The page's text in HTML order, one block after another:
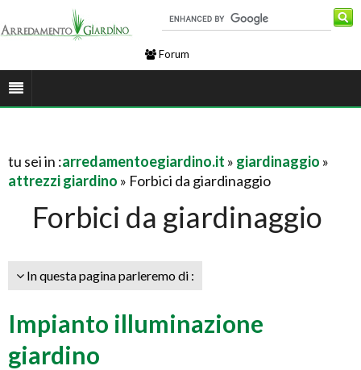
Forum
tu sei in :arredamentoegiardino.it » giardinaggio »
attrezzi giardino » Forbici da giardinaggio
Forbici da giardinaggio
In questa pagina parleremo di :
Impianto illuminazione
giardino